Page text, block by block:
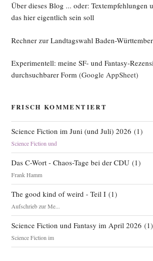
Über dieses Blog ... oder: Textempfehlungen
das hier eigentlich sein soll
Rechner zur Landtagswahl Baden-
Experimentell: meine SF- und Fantasy-
durchsuchbarer Form(Google AppSheet)
FRISCH KOMMENTIERT
Science Fiction im Juni (und Juli) 2026 (1)
Science Fiction und
Das C-Wort - Chaos-Tage bei der CDU(1)
Frank Hamm
The good kind of weird - Teil I(1)
Aufschrieb zur Me...
Science Fiction und Fantasy im April 2026 (1)
Science Fiction im